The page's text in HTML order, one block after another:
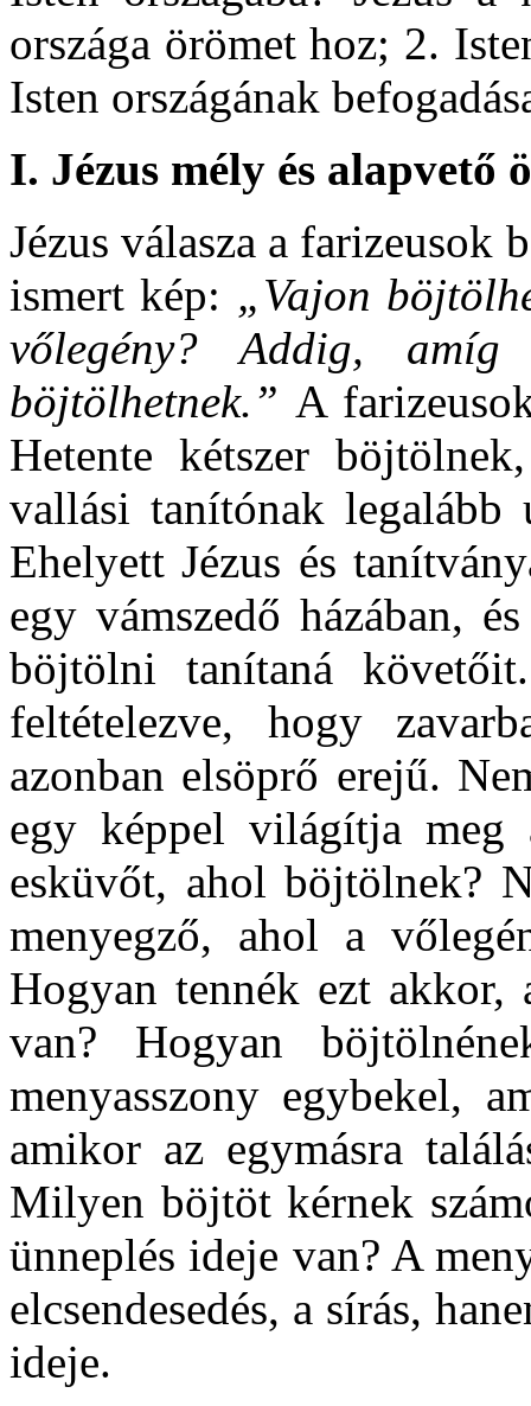
országa örömet hoz; 2.
Isten országának
I. Jézus mély és alapvető
Jézus válasza a farizeusok
ismert kép: „Vajon
vőlegény? Addig,
böjtölhetnek.” A
Hetente kétszer
vallási tanítónak
Ehelyett Jézus és
egy vámszedő házában,
böjtölni tanítaná
feltételezve, hogy
azonban elsöprő erejű.
egy képpel világítja meg
esküvőt, ahol böjtölnek?
menyegző, ahol a
Hogyan tennék ezt
van? Hogyan
menyasszony egybekel,
amikor az egymásra
Milyen böjtöt kérnek
ünneplés ideje van? A
elcsendesedés, a sírás,
ideje.